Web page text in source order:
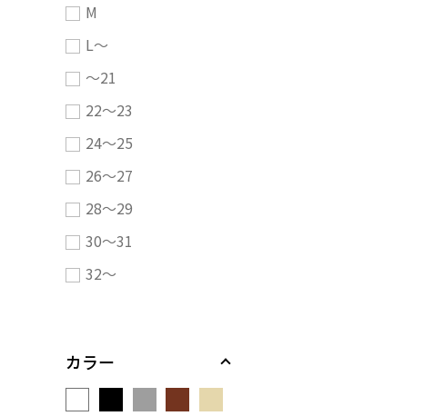
M
L～
～21
22～23
24～25
26～27
28～29
30～31
32～
カラー